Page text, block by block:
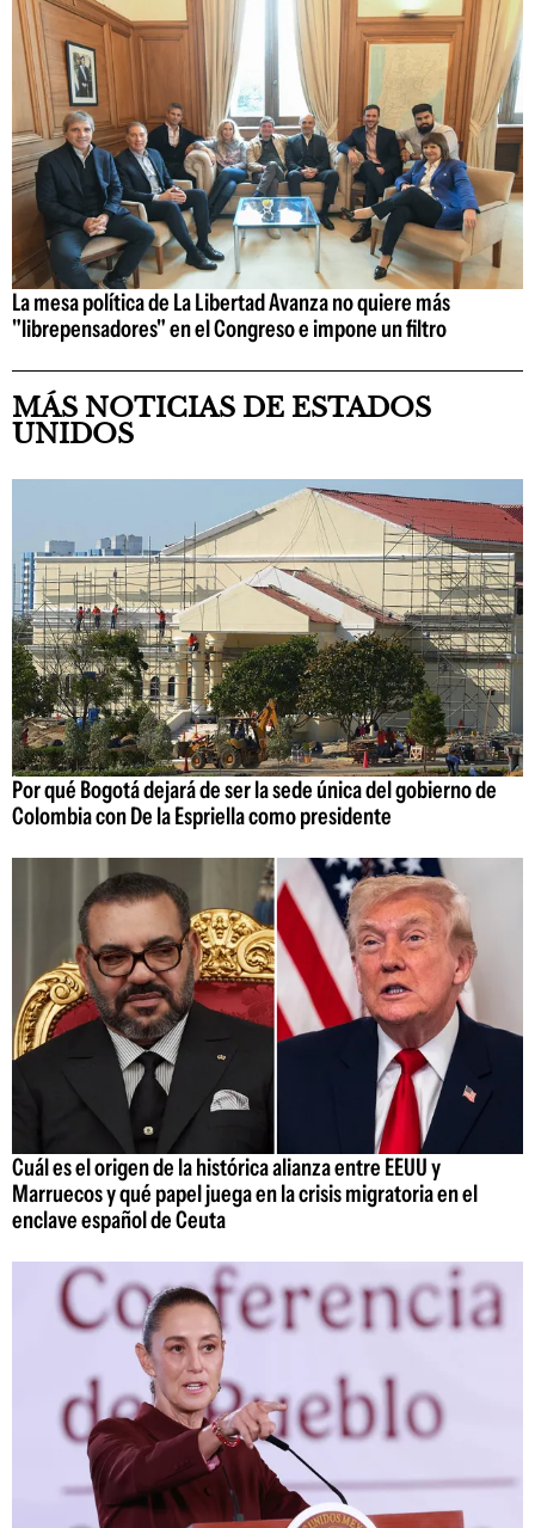
La mesa política de La Libertad Avanza no quiere más
"librepensadores" en el Congreso e impone un filtro
MÁS NOTICIAS DE ESTADOS
UNIDOS
Por qué Bogotá dejará de ser la sede única del gobierno de
Colombia con De la Espriella como presidente
Cuál es el origen de la histórica alianza entre EEUU y
Marruecos y qué papel juega en la crisis migratoria en el
enclave español de Ceuta